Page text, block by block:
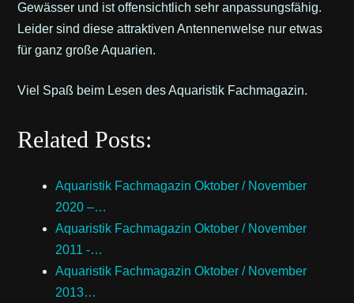
Gewässer und ist offensichtlich sehr anpassungsfähig.
Leider sind diese attraktiven Antennenwelse nur etwas
für ganz große Aquarien.
Viel Spaß beim Lesen des Aquaristik Fachmagazin.
Related Posts:
Aquaristik Fachmagazin Oktober / November
2020 –…
Aquaristik Fachmagazin Oktober / November
2011 -…
Aquaristik Fachmagazin Oktober / November
2013…